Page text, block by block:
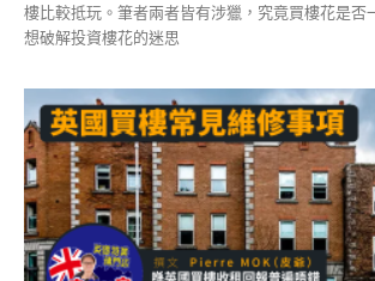
樓比較抵玩。筆者兩者皆有涉獵，究竟買樓花是否
想破解投資樓花的迷思